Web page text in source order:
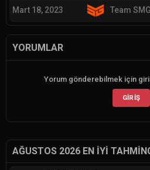
Mart 18, 2023 Team
YORUMLAR
Yorum gönderebilmek için giriş
GIRIŞ
AĞUSTOS 2026 EN İYI